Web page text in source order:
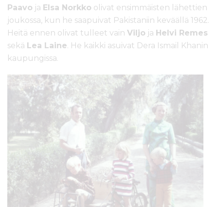
Paavo ja Elsa Norkko olivat ensimmäisten lähettien
joukossa, kun he saapuivat Pakistaniin keväällä 1962.
Heitä ennen olivat tulleet vain Viljo ja Helvi Remes
sekä Lea Laine. He kaikki asuivat Dera Ismail Khanin
kaupungissa.